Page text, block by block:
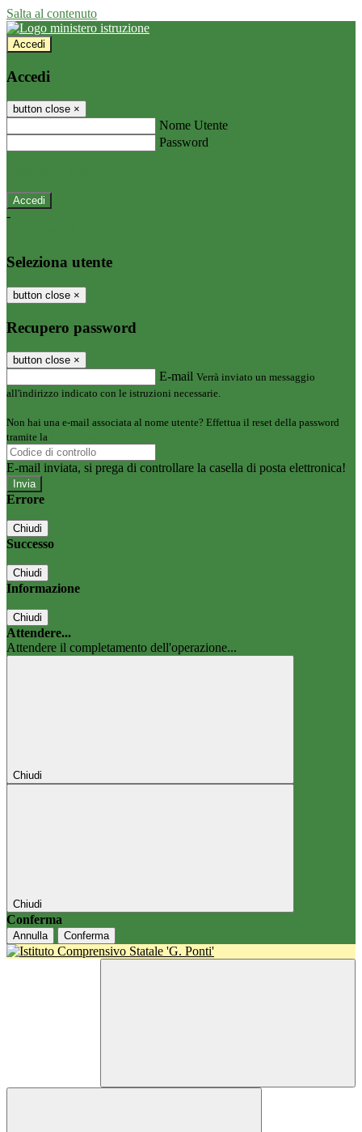
Salta al contenuto
Accedi
Accedi
button close ×
Nome Utente
Password
-
Seleziona utente
button close ×
Recupero password
button close ×
E-mail Verrà inviato un messaggio
all'indirizzo indicato con le istruzioni necessarie.
Non hai una e-mail associata al nome utente? Effettua il reset della password
tramite la
E-mail inviata, si prega di controllare la casella di posta elettronica!
Errore
Chiudi
Successo
Chiudi
Informazione
Chiudi
Attendere...
Attendere il completamento dell'operazione...
Chiudi
Chiudi
Conferma
Annulla Conferma